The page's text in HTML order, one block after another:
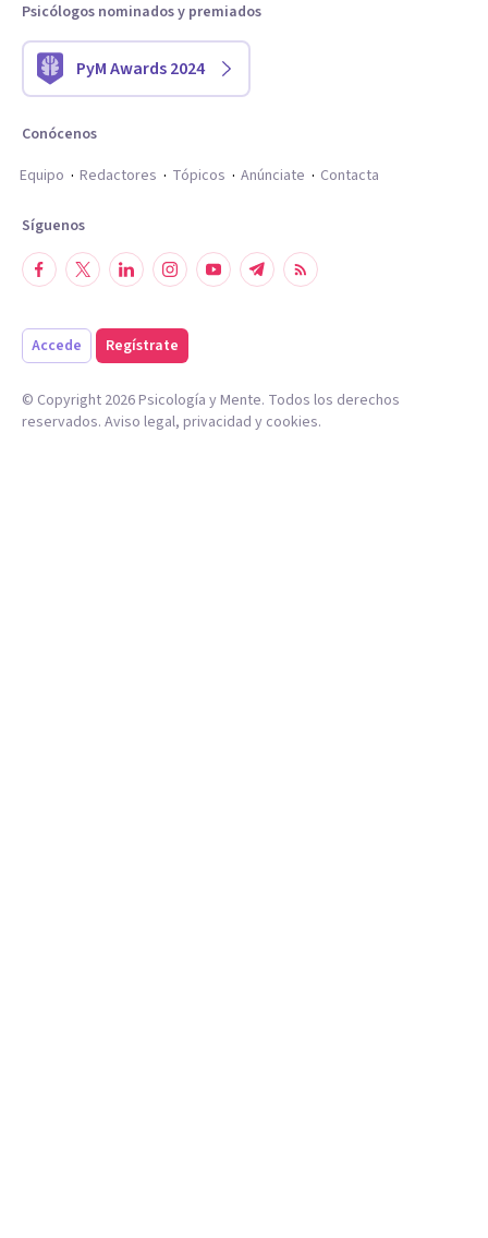
Psicólogos nominados y premiados
PyM Awards 2024
Conócenos
Equipo
Redactores Tópicos Anúnciate Contacta
Síguenos
Accede Regístrate
© Copyright 2026Psicología y Mente. Todos los derechos
reservados. Aviso legal, privacidad y cookies.